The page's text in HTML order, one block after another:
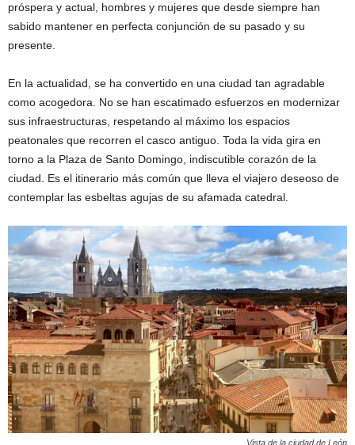
próspera y actual, hombres y mujeres que desde siempre han
sabido mantener en perfecta conjunción de su pasado y su
presente.
En la actualidad, se ha convertido en una ciudad tan agradable
como acogedora. No se han escatimado esfuerzos en modernizar
sus infraestructuras, respetando al máximo los espacios
peatonales que recorren el casco antiguo. Toda la vida gira en
torno a la Plaza de Santo Domingo, indiscutible corazón de la
ciudad. Es el itinerario más común que lleva el viajero deseoso de
contemplar las esbeltas agujas de su afamada catedral.
Vista de la ciudad de León